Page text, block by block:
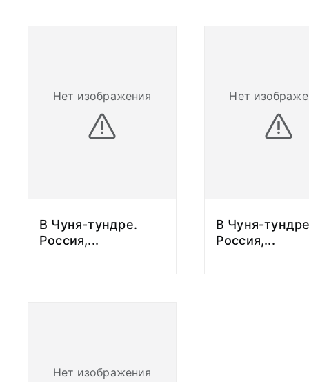
Нет изображения
В Чуня-тундре.
Россия,...
Нет
В Чуня-
Россия,...
Нет изображения